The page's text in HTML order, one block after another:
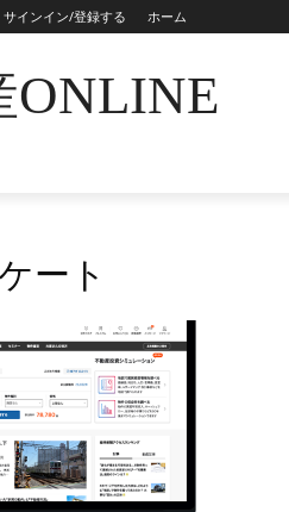
サインイン/登録する ホーム
ONLINE
ート